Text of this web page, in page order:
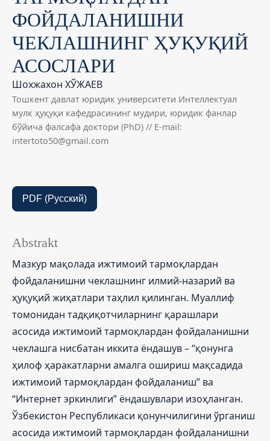
ФОЙДАЛАНИШНИ
ЧЕКЛАШНИНГ ҲУҚУҚИЙ
АСОСЛАРИ
Шохжахон ХЎЖАЕВ
Тошкент давлат юридик университети Интеллектуал
мулк ҳуқуқи кафедрасининг мудири, юридик фанлар
бўйича фалсафа доктори (PhD) // E-mail:
intertoto50@gmail.com
PDF (Русский)
Abstrakt
Мазкур мақолада ижтимоий тармоқлардан
фойдаланишни чеклашнинг илмий-назарий ва
ҳуқуқий жиҳатлари таҳлил қилинган. Муаллиф
томонидан тадқиқотчиларнинг қарашлари
асосида ижтимоий тармоқлардан фойдаланишни
чеклашга нисбатан иккита ёндашув – “қонунга
ҳилоф ҳаракатларни амалга ошириш мақсадида
ижтимоий тармоқлардан фойдаланиш” ва
“Интернет эркинлиги” ёндашувлари изоҳланган.
Ўзбекистон Республикаси қонунчилигини ўрганиш
асосида ижтимоий тармоқлардан фойдаланишни